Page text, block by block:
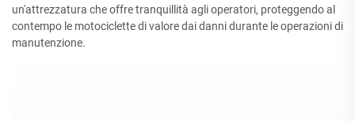
un'attrezzatura che offre tranquillità agli operatori, proteggendo al
contempo le motociclette di valore dai danni durante le operazioni di
manutenzione.